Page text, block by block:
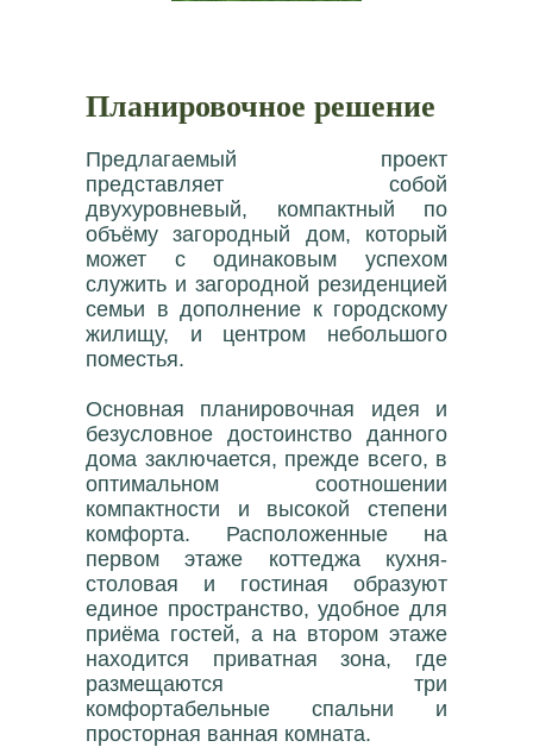
Планировочное решение
Предлагаемый проект
представляет собой
двухуровневый, компактный по
объёму загородный дом, который
может с одинаковым успехом
служить и загородной резиденцией
семьи в дополнение к городскому
жилищу, и центром небольшого
поместья.
Основная планировочная идея и
безусловное достоинство данного
дома заключается, прежде всего, в
оптимальном соотношении
компактности и высокой степени
комфорта. Расположенные на
первом этаже коттеджа кухня-
столовая и гостиная образуют
единое пространство, удобное для
приёма гостей, а на втором этаже
находится приватная зона, где
размещаются три
комфортабельные спальни и
просторная ванная комната.